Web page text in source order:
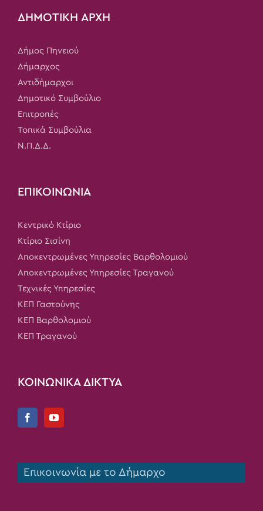
ΔΗΜΟΤΙΚΗ ΑΡΧΗ
Δήμος Πηνειού
Δήμαρχος
Αντιδήμαρχοι
Δημοτικό Συμβούλιο
Επιτροπές
Τοπικά Συμβούλια
Ν.Π.Δ.Δ.
ΕΠΙΚΟΙΝΩΝΙΑ
Κεντρικό Κτίριο
Κτίριο Σισίνη
Αποκεντρωμένες Υπηρεσίες Βαρθολομιού
Αποκεντρωμένες Υπηρεσίες Τραγανού
Τεχνικές Υπηρεσίες
ΚΕΠ Γαστούνης
ΚΕΠ Βαρθολομιού
ΚΕΠ Τραγανού
ΚΟΙΝΩΝΙΚΑ ΔΙΚΤΥΑ
Επικοινωνία με το Δήμαρχο